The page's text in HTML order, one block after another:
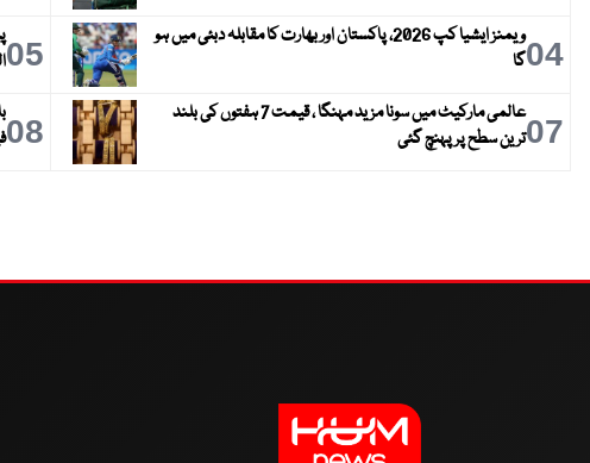
04
ویمنز ایشیا کپ 2026، پاکستان اور بھارت کا مقابلہ دبئی میں ہو
گا
05
07
عالمی مارکیٹ میں سونا مزید مہنگا ، قیمت 7 ہفتوں کی بلند
ترین سطح پر پہنچ گئی
08